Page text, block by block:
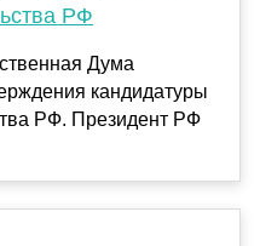
РФ
Дума
кандидатуры
РФ. Президент РФ